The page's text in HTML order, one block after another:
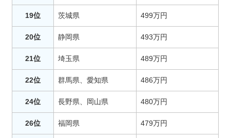
19位 茨城県 499万円
20位 静岡県 493万円
21位 埼玉県 489万円
22位 群馬県、愛知県 486万円
24位 長野県、岡山県 480万円
26位 福岡県 479万円